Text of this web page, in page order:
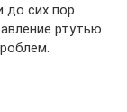
до сих пор
ртутью